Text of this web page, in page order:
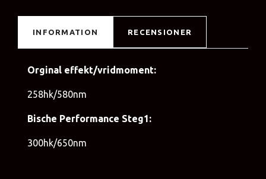
INFORMATION RECENSIONER
Orginal effekt/vridmoment:
258hk/580nm
Bische Performance Steg1:
300hk/650nm